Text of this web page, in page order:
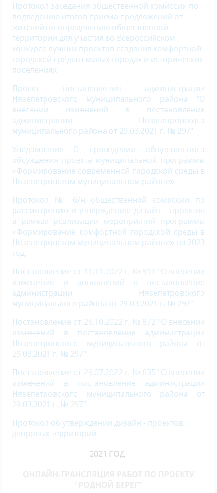
Протокол заседания общественной комиссии по
подведению итогов приема предложений от
жителей по определению общественной
территории для участия во Всероссийском
конкурсе лучших проектов создания комфортной
городской среды в малых городах и исторических
поселениях
Проект постановления администрации
Нязепетровского муниципального района "О
внесении изменений в постановление
администрации Нязепетровского
муниципального района от 29.03.2021 г. № 297"
Уведомление О проведении общественного
обсуждения проекта муниципальной программы
«Формирование современной городской среды в
Нязепетровском муниципальном районе»
Протокол № б/н общественной комиссии по
рассмотрению и утверждению дизайн - проектов
в рамках реализации мероприятий программы
«Формирование комфортной городской среды в
Нязепетровском муниципальном районе» на 2023
год.
Постановление от 11.11.2022 г. № 911 "О внесении
изменения и дополнений в постановление
администрации Нязепетровского
муниципального района от 29.03.2021 г. № 297"
Постановление от 26.10.2022 г. № 872 "О внесении
изменений в постановление администрации
Нязепетровского муниципального района от
29.03.2021 г. № 297"
Постановление от 29.07.2022 г. № 635 "О внесении
изменений в постановление администрации
Нязепетровского муниципального района от
29.03.2021 г. № 297"
Протокол об утверждении дизайн - проектов
дворовых территорий
2021 ГОД